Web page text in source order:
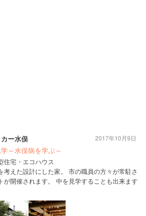
ー水俣
～水俣病を学ぶ～
住宅・エコハウス
考えた設計にした家。 市の職員の方々が常駐さ
が開催されます。 中を見学することも出来ます
2017年10月9日